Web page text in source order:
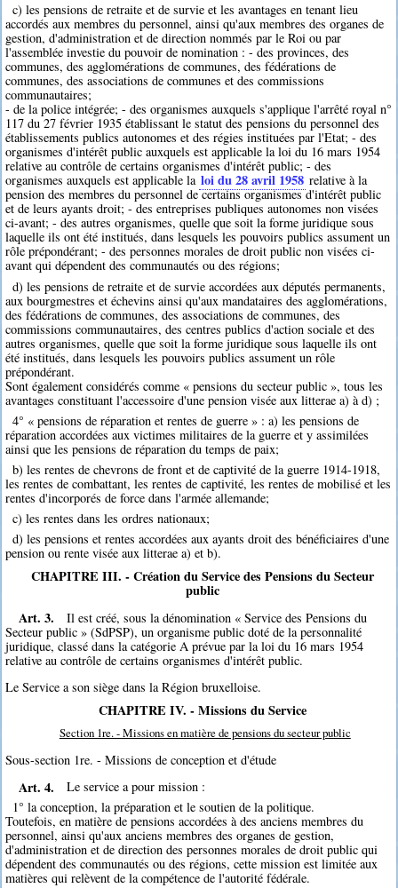
c) les pensions de retraite et de survie et les avantages en tenant lieu
accordés aux membres du personnel, ainsi qu'aux membres des organes de
gestion, d'administration et de direction nommés par le Roi ou par
l'assemblée investie du pouvoir de nomination : - des provinces, des
communes, des agglomérations de communes, des fédérations de
communes, des associations de communes et des commissions
communautaires;
- de la police intégrée; - des organismes auxquels s'applique l'arrêté royal n°
117 du 27 février 1935 établissant le statut des pensions du personnel des
établissements publics autonomes et des régies instituées par l'Etat; - des
organismes d'intérêt public auxquels est applicable la loi du 16 mars 1954
relative au contrôle de certains organismes d'intérêt public; - des
organismes auxquels est applicable la loi du 28 avril 1958 relative à la
pension des membres du personnel de certains organismes d'intérêt public
et de leurs ayants droit; - des entreprises publiques autonomes non visées
ci-avant; - des autres organismes, quelle que soit la forme juridique sous
laquelle ils ont été institués, dans lesquels les pouvoirs publics assument un
rôle prépondérant; - des personnes morales de droit public non visées ci-
avant qui dépendent des communautés ou des régions;
d) les pensions de retraite et de survie accordées aux députés permanents,
aux bourgmestres et échevins ainsi qu'aux mandataires des agglomérations,
des fédérations de communes, des associations de communes, des
commissions communautaires, des centres publics d'action sociale et des
autres organismes, quelle que soit la forme juridique sous laquelle ils ont
été institués, dans lesquels les pouvoirs publics assument un rôle
prépondérant.
Sont également considérés comme « pensions du secteur public », tous les
avantages constituant l'accessoire d'une pension visée aux litterae a) à d) ;
4° « pensions de réparation et rentes de guerre » : a) les pensions de
réparation accordées aux victimes militaires de la guerre et y assimilées
ainsi que les pensions de réparation du temps de paix;
b) les rentes de chevrons de front et de captivité de la guerre 1914-1918,
les rentes de combattant, les rentes de captivité, les rentes de mobilisé et les
rentes d'incorporés de force dans l'armée allemande;
c) les rentes dans les ordres nationaux;
d) les pensions et rentes accordées aux ayants droit des bénéficiaires d'une
pension ou rente visée aux litterae a) et b).
CHAPITRE III. - Création du Service des Pensions du Secteur
public
Art. 3.
Il est créé, sous la dénomination « Service des Pensions du
Secteur public » (SdPSP), un organisme public doté de la personnalité
juridique, classé dans la catégorie A prévue par la loi du 16 mars 1954
relative au contrôle de certains organismes d'intérêt public.
Le Service a son siège dans la Région bruxelloise.
CHAPITRE IV. - Missions du Service
Section 1re. - Missions en matière de pensions du secteur public
Sous-section 1re. - Missions de conception et d'étude
Art. 4.
Le service a pour mission :
1° la conception, la préparation et le soutien de la politique.
Toutefois, en matière de pensions accordées à des anciens membres du
personnel, ainsi qu'aux anciens membres des organes de gestion,
d'administration et de direction des personnes morales de droit public qui
dépendent des communautés ou des régions, cette mission est limitée aux
matières qui relèvent de la compétence de l'autorité fédérale.